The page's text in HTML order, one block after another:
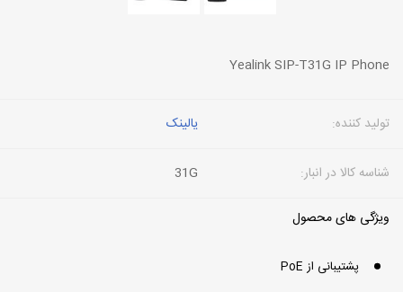
Yealink SIP-T31G IP Phone
تولید کننده: یالینک
شناسه کالا در انبار: 31G
ویژگی های محصول
پشتیبانی از PoE